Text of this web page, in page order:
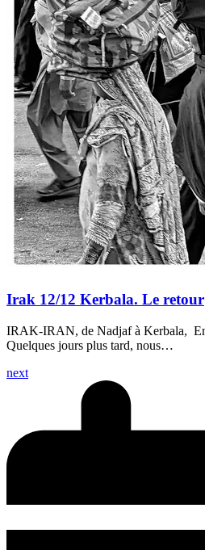
Irak 12/12 Kerbala. Le retour
IRAK-IRAN, de Nadjaf à Kerbala,
Quelques jours plus tard, nous…
next